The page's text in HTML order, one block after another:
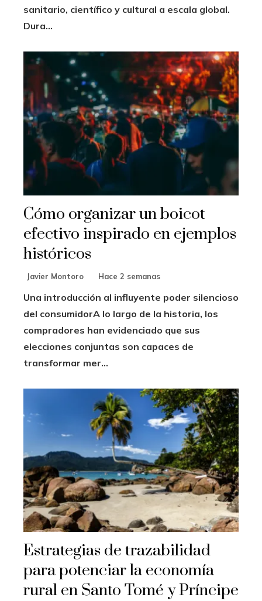
sanitario, científico y cultural a escala global.
Dura...
Cómo organizar un boicot
efectivo inspirado en ejemplos
históricos
Javier Montoro Hace 2 semanas
Una introducción al influyente poder silencioso
del consumidorA lo largo de la historia, los
compradores han evidenciado que sus
elecciones conjuntas son capaces de
transformar mer...
Estrategias de trazabilidad
para potenciar la economía
rural en Santo Tomé y Príncipe